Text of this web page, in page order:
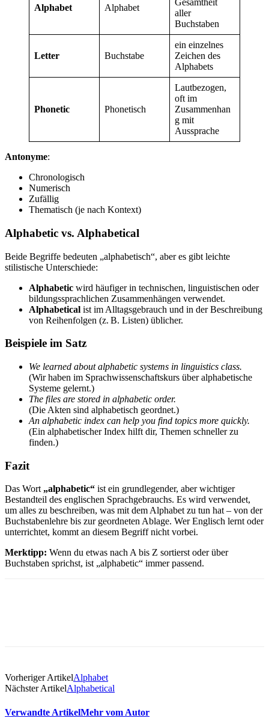
Alphabet Alphabet
Gesamtheit
aller
Buchstaben
Letter Buchstabe
ein einzelnes
Zeichen des
Alphabets
Phonetic Phonetisch
Lautbezogen,
oft im
Zusammenhan
g mit
Aussprache
Antonyme:
Chronologisch
Numerisch
Zufällig
Thematisch (je nach Kontext)
Alphabetic vs. Alphabetical
Beide Begriffe bedeuten „alphabetisch“, aber es gibt leichte
stilistische Unterschiede:
Alphabetic wird häufiger in technischen, linguistischen oder
bildungssprachlichen Zusammenhängen verwendet.
Alphabetical ist im Alltagsgebrauch und in der Beschreibung
von Reihenfolgen (z. B. Listen) üblicher.
Beispiele im Satz
We learned about alphabetic systems in linguistics class.
(Wir haben im Sprachwissenschaftskurs über alphabetische
Systeme gelernt.)
The files are stored in alphabetic order.
(Die Akten sind alphabetisch geordnet.)
An alphabetic index can help you find topics more quickly.
(Ein alphabetischer Index hilft dir, Themen schneller zu
finden.)
Fazit
Das Wort „alphabetic“ ist ein grundlegender, aber wichtiger
Bestandteil des englischen Sprachgebrauchs. Es wird verwendet,
um alles zu beschreiben, was mit dem Alphabet zu tun hat – von der
Buchstabenlehre bis zur geordneten Ablage. Wer Englisch lernt oder
unterrichtet, kommt an diesem Begriff nicht vorbei.
Merktipp: Wenn du etwas nach A bis Z sortierst oder über
Buchstaben sprichst, ist „alphabetic“ immer passend.
Vorheriger ArtikelAlphabet
Nächster ArtikelAlphabetical
Verwandte ArtikelMehr vom Autor